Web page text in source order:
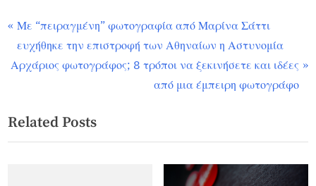
Highlights
Με “πειραγμένη” φωτογραφία από Μαρίνα Σάττι
ευχήθηκε την επιστροφή των Αθηναίων η Αστυνομία
Αρχάριος φωτογράφος; 8 τρόποι να ξεκινήσετε και ιδέες
από μια έμπειρη φωτογράφο
Related Posts